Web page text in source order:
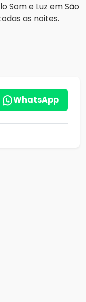
Som e Luz em São
as noites.
WhatsApp